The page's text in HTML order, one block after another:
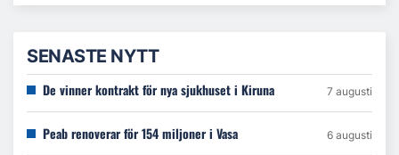
SENASTE NYTT
De vinner kontrakt för nya sjukhuset i Kiruna 7 augusti
Peab renoverar för 154 miljoner i Vasa 6 augusti